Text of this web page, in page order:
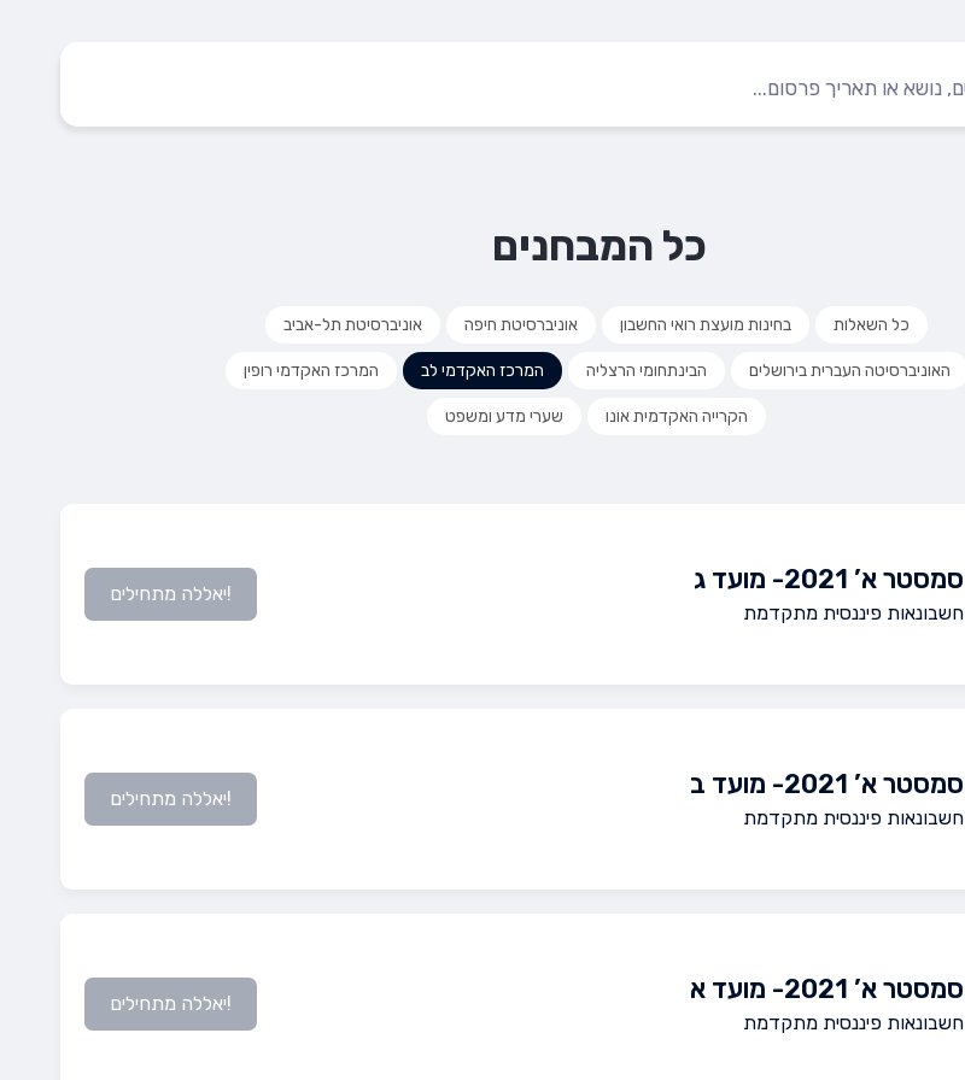
כל המבחנים
כל השאלות בחינות מועצת רואי החשבון אוניברסיטת חיפה אוניברסיטת תל-אביב
האוניברסיטה העברית בירושלים הבינתחומי הרצליה המרכז האקדמי לב המרכז האקדמי רופין
הקרייה האקדמית אונו שערי מדע ומשפט
סמסטר א’ 2021- מועד ג
חשבונאות פיננסית מתקדמת
!יאללה מתחילים
סמסטר א’ 2021- מועד ב
חשבונאות פיננסית מתקדמת
!יאללה מתחילים
סמסטר א’ 2021- מועד א
חשבונאות פיננסית מתקדמת
!יאללה מתחילים